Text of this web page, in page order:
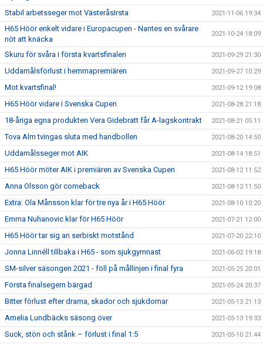
Stabil arbetsseger mot VästeråsIrsta 2021-11-06 19:34
H65 Höör enkelt vidare i Europacupen - Nantes en svårare
nöt att knäcka
2021-10-24 18:09
Skuru för svåra i första kvartsfinalen 2021-09-29 21:30
Uddamålsförlust i hemmapremiären 2021-09-27 10:29
Mot kvartsfinal! 2021-09-12 19:08
H65 Höör vidare i Svenska Cupen 2021-08-28 21:18
18-åriga egna produkten Vera Gidebratt får A-lagskontrakt 2021-08-21 05:11
Tova Alm tvingas sluta med handbollen 2021-08-20 14:50
Uddamålsseger mot AIK 2021-08-14 18:51
H65 Höör möter AIK i premiären av Svenska Cupen 2021-08-12 11:52
Anna Olsson gör comeback 2021-08-12 11:50
Extra: Ola Månsson klar för tre nya år i H65 Höör 2021-08-10 10:20
Emma Nuhanovic klar för H65 Höör 2021-07-21 12:00
H65 Höör tar sig an serbiskt motstånd 2021-07-20 22:10
Jonna Linnéll tillbaka i H65 - som sjukgymnast 2021-06-02 19:18
SM-silver säsongen 2021 - föll på mållinjen i final fyra 2021-05-25 20:01
Första finalsegern bärgad 2021-05-24 20:37
Bitter förlust efter drama, skador och sjukdomar 2021-05-13 21:13
Amelia Lundbäcks säsong över 2021-05-13 19:33
Suck, stön och stånk – förlust i final 1:5 2021-05-10 21:44